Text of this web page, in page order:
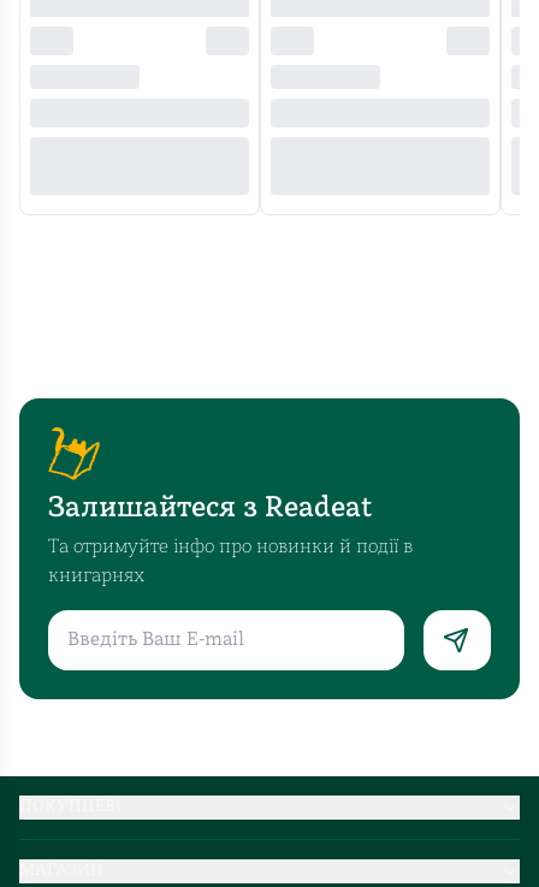
Залишайтеся з Readeat
Та отримуйте інфо про новинки й події в
книгарнях
Партнерство